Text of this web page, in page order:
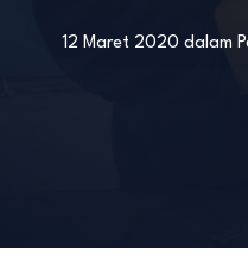
12 Maret 2020 dalam